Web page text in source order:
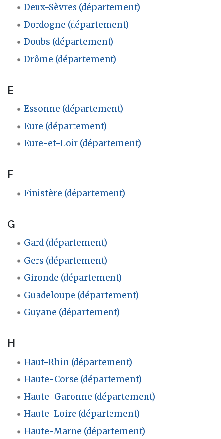
Deux-Sèvres (département)
Dordogne (département)
Doubs (département)
Drôme (département)
E
Essonne (département)
Eure (département)
Eure-et-Loir (département)
F
Finistère (département)
G
Gard (département)
Gers (département)
Gironde (département)
Guadeloupe (département)
Guyane (département)
H
Haut-Rhin (département)
Haute-Corse (département)
Haute-Garonne (département)
Haute-Loire (département)
Haute-Marne (département)